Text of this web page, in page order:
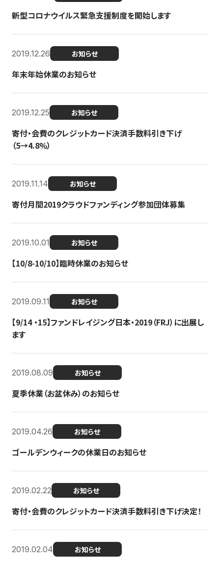
新型コロナウイルス緊急支援制度を開始します
2019.12.26 お知らせ
年末年始休業のお知らせ
2019.12.25 お知らせ
寄付・会費のクレジットカード決済手数料引き下げ
（5→4.8%）
2019.11.14 お知らせ
寄付月間2019クラウドファンディング参加団体募集
2019.10.01 お知らせ
【10/8-10/10】臨時休業のお知らせ
2019.09.11 お知らせ
【9/14 ・15】ファンドレイジング日本・2019（FRJ）に出展し
ます
2019.08.09 お知らせ
夏季休業（お盆休み）のお知らせ
2019.04.26 お知らせ
ゴールデンウィークの休業日のお知らせ
2019.02.22 お知らせ
寄付・会費のクレジットカード決済手数料引き下げ決定！
2019.02.04 お知らせ